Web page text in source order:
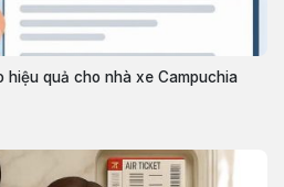
hiệu quả cho nhà xe Campuchia